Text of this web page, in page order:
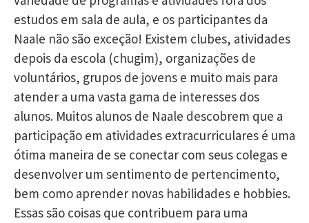
estudos em sala de aula, e os participantes da
Naale não são exceção! Existem clubes, atividades
depois da escola (chugim), organizações de
voluntários, grupos de jovens e muito mais para
atender a uma vasta gama de interesses dos
alunos. Muitos alunos de Naale descobrem que a
participação em atividades extracurriculares é uma
ótima maneira de se conectar com seus colegas e
desenvolver um sentimento de pertencimento,
bem como aprender novas habilidades e hobbies.
Essas são coisas que contribuem para uma